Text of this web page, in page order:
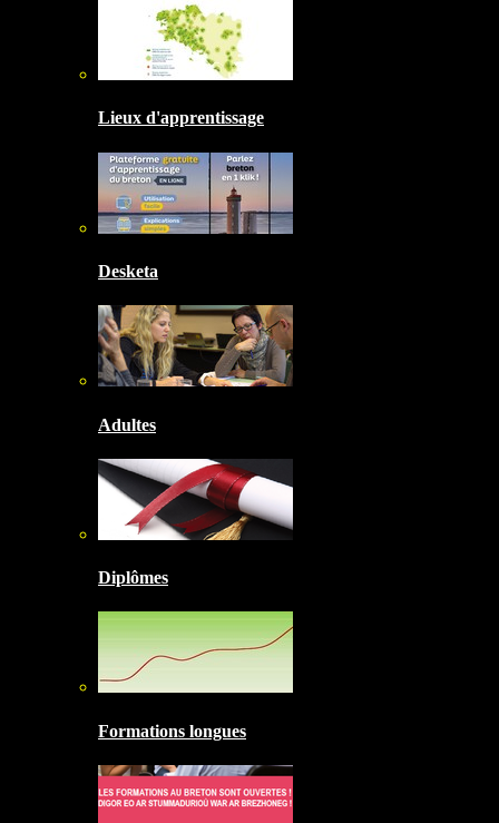
Lieux d'apprentissage
Desketa
Adultes
Diplômes
Formations longues